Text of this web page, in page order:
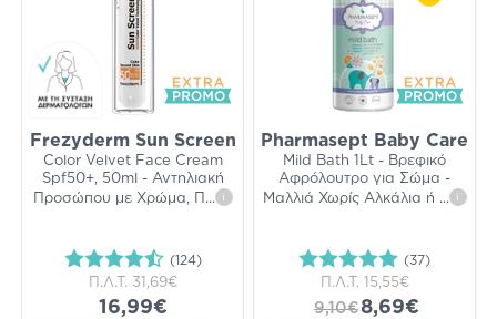
Frezyderm Sun Screen
Color Velvet Face Cream
Spf50+, 50ml - Αντηλιακή
Προσώπου με Χρώμα, Π
... i
(124)
Π.Λ.Τ. 31,69€
16,99€
Pharmasept Baby Care
Mild Bath 1Lt - Βρεφικό
Αφρόλουτρο για Σώμα -
Μαλλιά Χωρίς Αλκάλια ή ... i
(37)
Π.Λ.Τ. 15,55€
9,10€ 8,69€